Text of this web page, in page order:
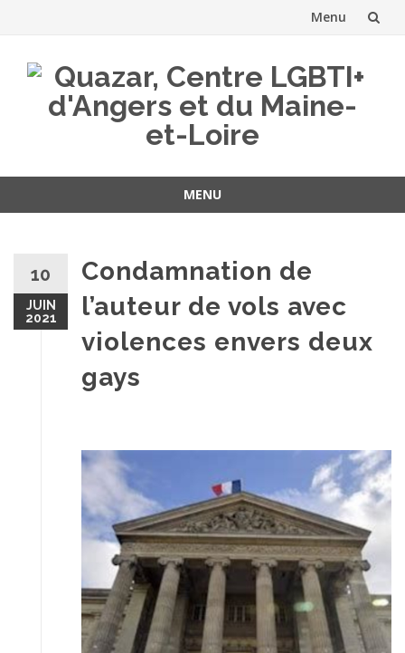
Menu
contenu
MENU
10
JUIN
2021
Condamnation de
l’auteur de vols avec
violences envers deux
gays